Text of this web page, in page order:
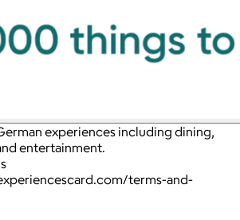
experiences including dining,
entertainment.
terms-and-